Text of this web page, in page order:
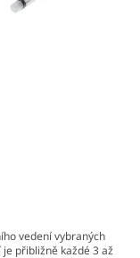
vedení vybraných
přibližně každé 3 až